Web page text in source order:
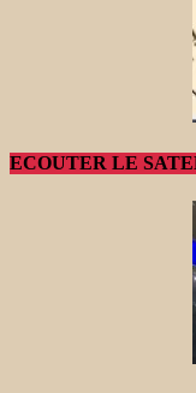
ECOUTER LE